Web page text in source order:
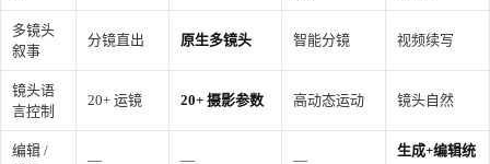
多镜头
叙事
分镜直出 原生多镜头 智能分镜 视频续写
镜头语
言控制
20+ 运镜 20+ 摄影参数 高动态运动 镜头自然
编辑 /
— — —
生成+编辑统